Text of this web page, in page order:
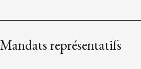
Mandats représentatifs